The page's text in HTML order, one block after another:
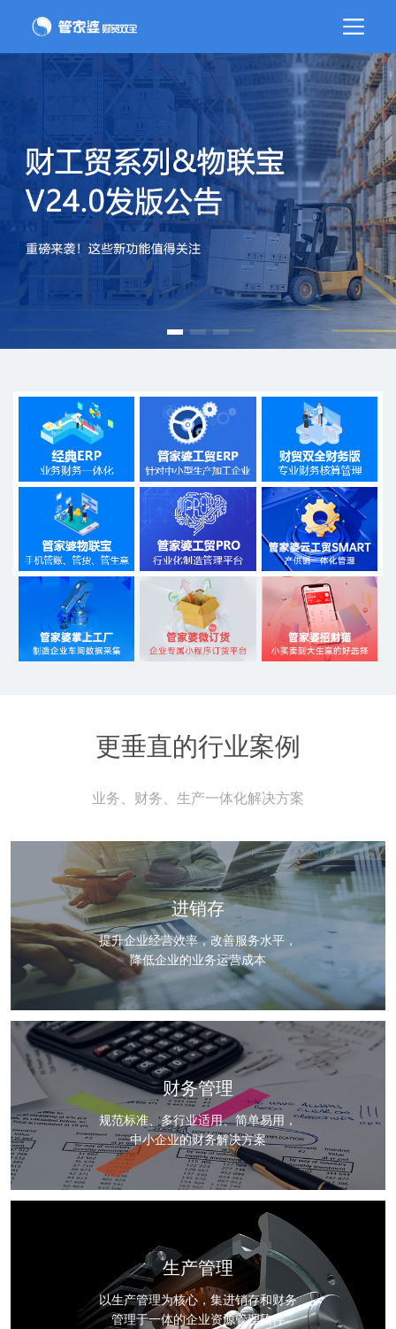
更垂直的行业案例
业务、财务、生产一体化解决方案
进销存
提升企业经营效率，改善服务水平，
降低企业的业务运营成本
财务管理
规范标准、多行业适用、简单易用，
中小企业的财务解决方案
生产管理
以生产管理为核心，集进销存和财务
管理于一体的企业资源管理软件